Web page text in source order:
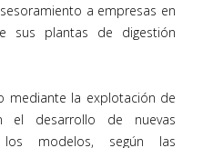
a empresas en
sus plantas de digestión
mediante la explotación de
el desarrollo de nuevas
modelos, según las